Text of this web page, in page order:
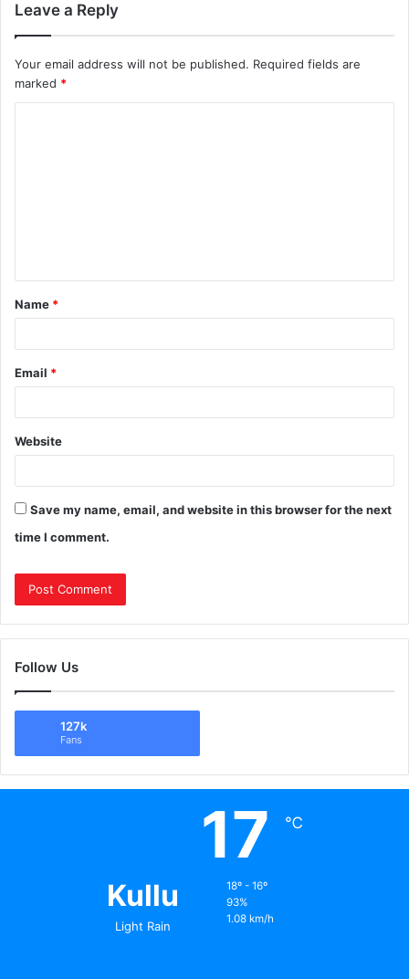
Leave a Reply
Your email address will not be published. Required fields are
marked *
Name *
Email *
Website
Save my name, email, and website in this browser for the next
time I comment.
Follow Us
127k
Fans
Kullu
Light Rain
17 ℃
18º - 16º
93%
1.08 km/h